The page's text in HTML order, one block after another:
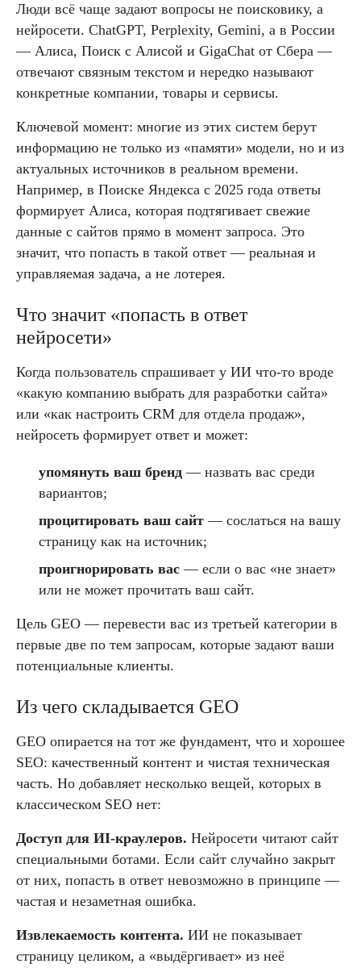
Люди всё чаще задают вопросы не поисковику, а
нейросети. ChatGPT, Perplexity, Gemini, а в России
— Алиса, Поиск с Алисой и GigaChat от Сбера —
отвечают связным текстом и нередко называют
конкретные компании, товары и сервисы.
Ключевой момент: многие из этих систем берут
информацию не только из «памяти» модели, но и из
актуальных источников в реальном времени.
Например, в Поиске Яндекса с 2025 года ответы
формирует Алиса, которая подтягивает свежие
данные с сайтов прямо в момент запроса. Это
значит, что попасть в такой ответ — реальная и
управляемая задача, а не лотерея.
Что значит «попасть в ответ
нейросети»
Когда пользователь спрашивает у ИИ что-то вроде
«какую компанию выбрать для разработки сайта»
или «как настроить CRM для отдела продаж»,
нейросеть формирует ответ и может:
упомянуть ваш бренд — назвать вас среди
вариантов;
процитировать ваш сайт — сослаться на вашу
страницу как на источник;
проигнорировать вас — если о вас «не знает»
или не может прочитать ваш сайт.
Цель GEO — перевести вас из третьей категории в
первые две по тем запросам, которые задают ваши
потенциальные клиенты.
Из чего складывается GEO
GEO опирается на тот же фундамент, что и хорошее
SEO: качественный контент и чистая техническая
часть. Но добавляет несколько вещей, которых в
классическом SEO нет:
Доступ для ИI-краулеров. Нейросети читают сайт
специальными ботами. Если сайт случайно закрыт
от них, попасть в ответ невозможно в принципе —
частая и незаметная ошибка.
Извлекаемость контента. ИИ не показывает
страницу целиком, а «выдёргивает» из неё